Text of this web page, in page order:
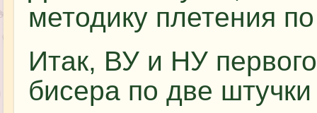
методику плетения
Итак, ВУ и НУ
бисера по две